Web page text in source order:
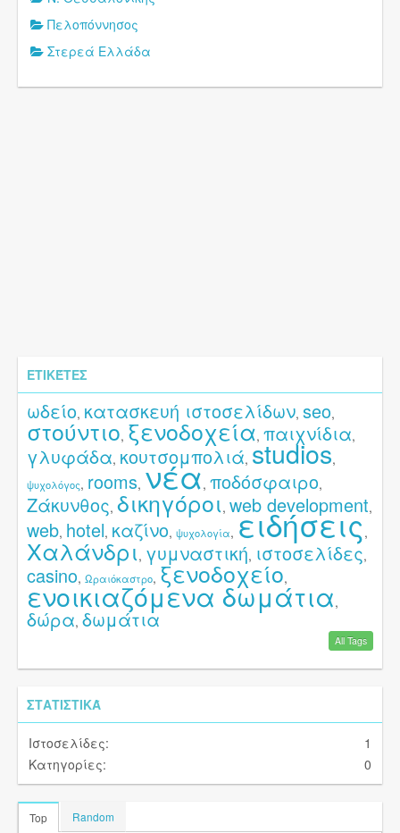
Πελοπόννησος
Στερεά Ελλάδα
ΕΤΙΚΈΤΕΣ
ωδείο, κατασκευή ιστοσελίδων, seo,
στούντιο, ξενοδοχεία, παιχνίδια,
γλυφάδα, κουτσομπολιά, studios,
ψυχολόγος, rooms, νέα, ποδόσφαιρο,
Ζάκυνθος, δικηγόροι, web development,
web, hotel, καζίνο, ψυχολογία, ειδήσεις,
Χαλάνδρι, γυμναστική, ιστοσελίδες,
casino, Ωραιόκαστρο, ξενοδοχείο,
ενοικιαζόμενα δωμάτια,
δώρα, δωμάτια
All Tags
ΣΤΑΤΙΣΤΙΚΆ
Ιστοσελίδες:
1
Κατηγορίες:
0
Top Random